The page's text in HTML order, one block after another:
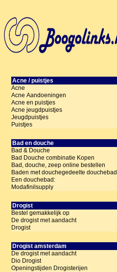
Acne / puistjes
Acne
Acne Aandoeningen
Acne en puistjes
Acne jeugdpuistjes
Jeugdpuistjes
Puistjes
Bad en douche
Bad & Douche
Bad Douche combinatie Kopen
Bad, douche, zeep online bestellen
Baden met douchegedeelte douchebad
Een douchebad:
Modafinilsupply
Drogist
Bestel gemakkelijk op
De drogist met aandacht
Drogist
Drogist amsterdam
De drogist met aandacht
Dio Drogist
Openingstijden Drogisterijen